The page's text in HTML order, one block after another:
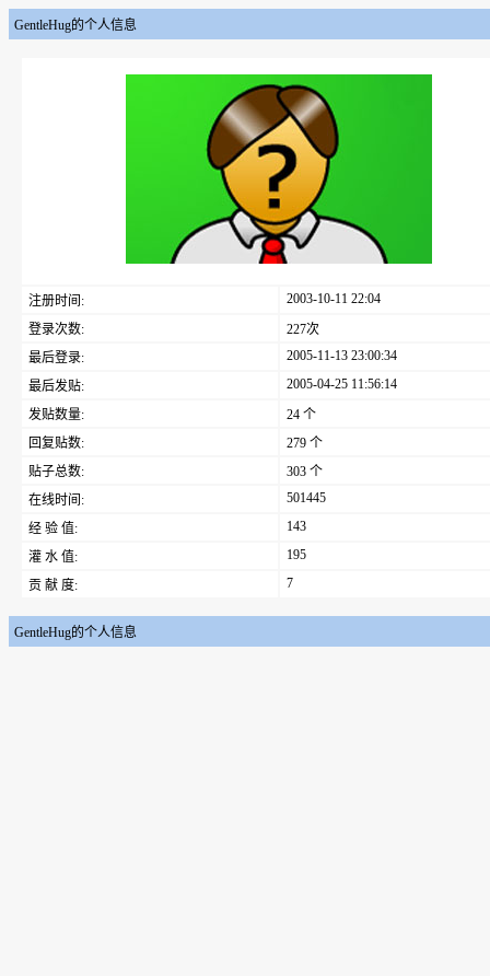
GentleHug的个人信息
注册时间:
2003-10-11 22:04
登录次数:
227次
最后登录:
2005-11-13 23:00:34
最后发贴:
2005-04-25 11:56:14
发贴数量:
24 个
回复贴数:
279 个
贴子总数:
303 个
在线时间:
501445
经 验 值:
143
灌 水 值:
195
贡 献 度:
7
GentleHug的个人信息